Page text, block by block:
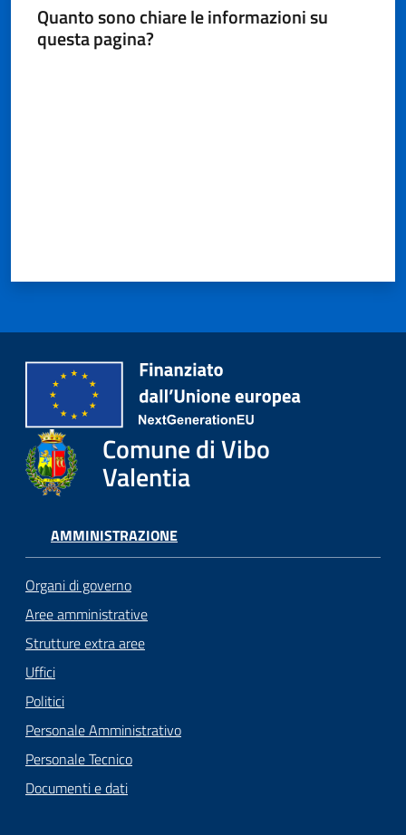
Quanto sono chiare le informazioni su
questa pagina?
Comune di Vibo
Valentia
AMMINISTRAZIONE
Organi di governo
Aree amministrative
Strutture extra aree
Uffici
Politici
Personale Amministrativo
Personale Tecnico
Documenti e dati